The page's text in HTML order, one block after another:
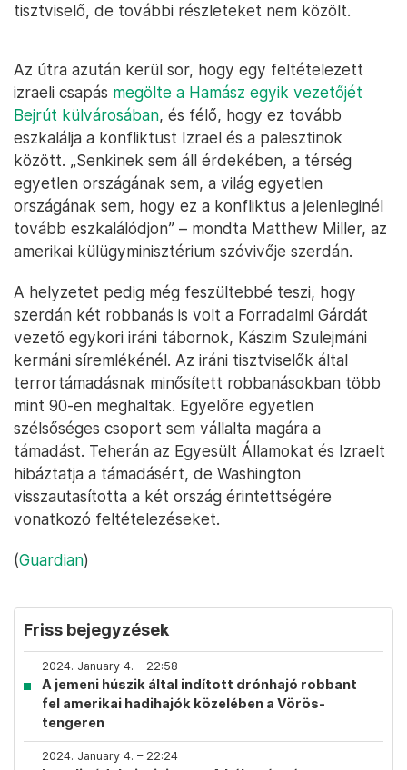
tisztviselő, de további részleteket nem közölt.
Az útra azután kerül sor, hogy egy feltételezett
izraeli csapás megölte a Hamász egyik vezetőjét
Bejrút külvárosában, és félő, hogy ez tovább
eszkalálja a konfliktust Izrael és a palesztinok
között. „Senkinek sem áll érdekében, a térség
egyetlen országának sem, a világ egyetlen
országának sem, hogy ez a konfliktus a jelenleginél
tovább eszkalálódjon” – mondta Matthew Miller, az
amerikai külügyminisztérium szóvivője szerdán.
A helyzetet pedig még feszültebbé teszi, hogy
szerdán két robbanás is volt a Forradalmi Gárdát
vezető egykori iráni tábornok, Kászim Szulejmáni
kermáni síremlékénél. Az iráni tisztviselők által
terrortámadásnak minősített robbanásokban több
mint 90-en meghaltak. Egyelőre egyetlen
szélsőséges csoport sem vállalta magára a
támadást. Teherán az Egyesült Államokat és Izraelt
hibáztatja a támadásért, de Washington
visszautasította a két ország érintettségére
vonatkozó feltételezéseket.
(Guardian)
Friss bejegyzések
2024. January 4. – 22:58
A jemeni húszik által indított drónhajó robbant
fel amerikai hadihajók közelében a Vörös-
tengeren
2024. January 4. – 22:24